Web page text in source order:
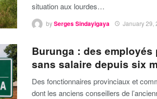
situation aux lourdes…
bySerges Sindayigaya January 29,
Burunga : des
sans salaire depuis six
Des fonctionnaires provinciaux et
dont les anciens conseillers de